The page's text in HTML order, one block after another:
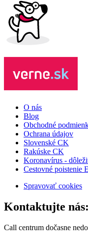
O nás
Blog
Obchodné
Ochrana údajov
Slovenské CK
Rakúske CK
Koronavírus -
Cestovné poistenie
Spravovať cookies
Kontaktujte nás:
Call centrum dočasne